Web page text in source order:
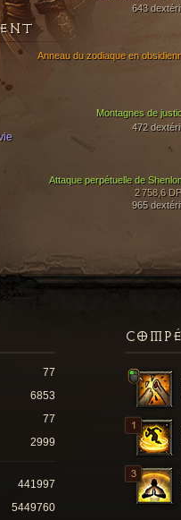
643
Montagnes de
472
Attaque perpétuelle de
2 758,6
965
Anneau du zodiaque en
77
6853
77
2999
441997
5449760